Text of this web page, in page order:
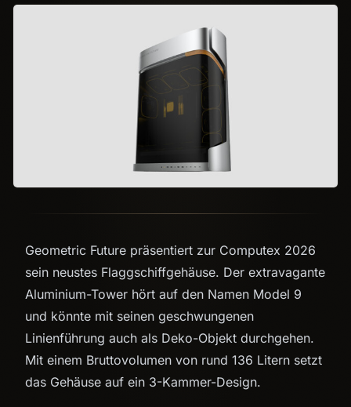
Geometric Future präsentiert zur Computex 2026
sein neustes Flaggschiffgehäuse. Der extravagante
Aluminium-Tower hört auf den Namen Model 9
und könnte mit seinen geschwungenen
Linienführung auch als Deko-Objekt durchgehen.
Mit einem Bruttovolumen von rund 136 Litern setzt
das Gehäuse auf ein 3-Kammer-Design.